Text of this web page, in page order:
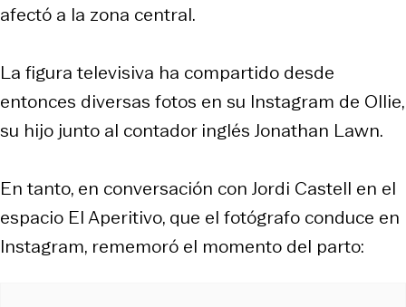
afectó a la zona central.
La figura televisiva ha compartido desde
entonces diversas fotos en su Instagram de Ollie,
su hijo junto al contador inglés Jonathan Lawn.
En tanto, en conversación con Jordi Castell en el
espacio El Aperitivo, que el fotógrafo conduce en
Instagram, rememoró el momento del parto: